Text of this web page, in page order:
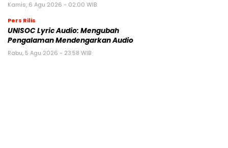
Kamis, 6 Agu 2026 - 02:00 WIB
Pers Rilis
UNISOC Lyric Audio: Mengubah
Pengalaman Mendengarkan Audio
Rabu, 5 Agu 2026 - 23:58 WIB